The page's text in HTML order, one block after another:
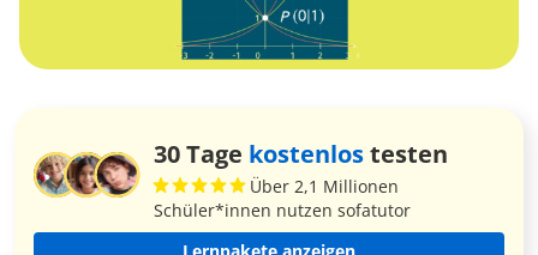
30 Tage kostenlostesten
Über 2,1 Millionen
Schüler*innen nutzen sofatutor